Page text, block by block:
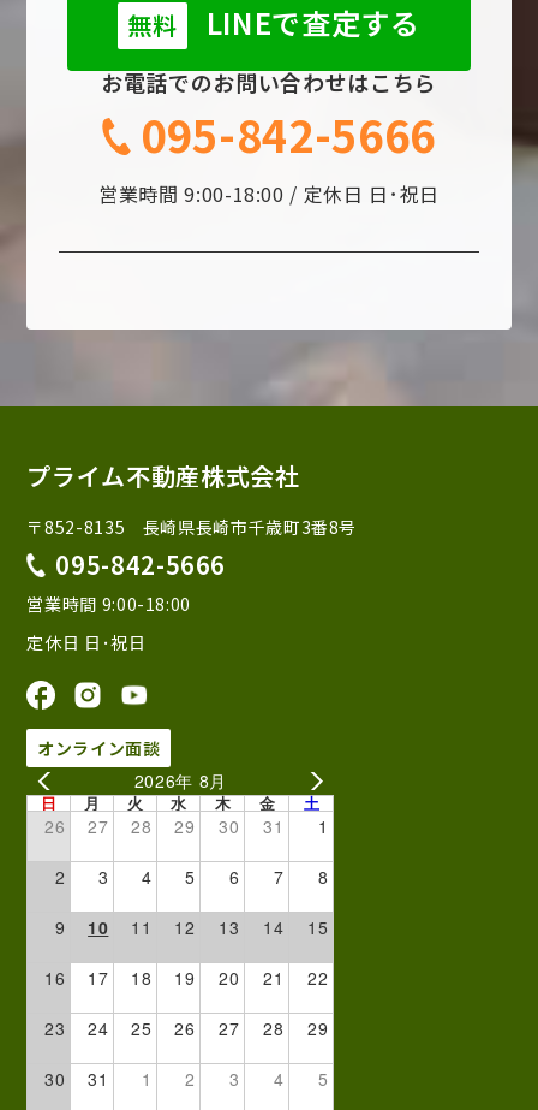
無料 LINEで査定する
お電話でのお問い合わせはこちら
095-842-5666
営業時間 9:00-18:00 / 定休日 日･祝日
プライム不動産株式会社
〒852-8135 長崎県長崎市千歳町3番8号
095-842-5666
営業時間 9:00-18:00
定休日 日･祝日
オンライン面談
2026年 8月
日 月 火 水 木 金 土
26 27 28 29 30 31 1
2 3 4 5 6 7 8
9 10 11 12 13 14 15
16 17 18 19 20 21 22
23 24 25 26 27 28 29
30 31 1 2 3 4 5